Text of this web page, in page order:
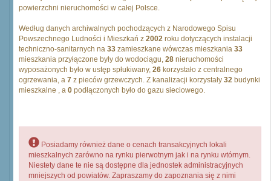
powierzchni nieruchomości w całej Polsce.
Według danych archiwalnych pochodzących z Narodowego Spisu
Powszechnego Ludności i Mieszkań z 2002 roku dotyczących instalacji
techniczno-sanitarnych na 33 zamieszkane wówczas mieszkania 33
mieszkania przyłączone były do wodociągu, 28 nieruchomości
wyposażonych było w ustęp spłukiwany, 26 korzystało z centralnego
ogrzewania, a 7 z pieców grzewczych. Z kanalizacji korzystały 32 budynki
mieszkalne , a 0 podłączonych było do gazu sieciowego.
Posiadamy również dane o cenach transakcyjnych lokali
mieszkalnych zarówno na rynku pierwotnym jak i na rynku wtórnym.
Niestety dane te nie są dostępne dla jednostek administracyjnych
mniejszych od powiatów. Zapraszamy do zapoznania się z nimi